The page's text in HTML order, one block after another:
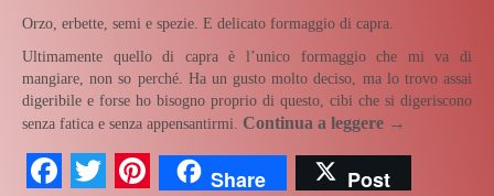
Orzo, erbette, semi e spezie. E delicato formaggio di capra.
Ultimamente quello di capra è l’unico formaggio che mi va di
mangiare, non so perché. Ha un gusto molto deciso, ma lo trovo assai
digeribile e forse ho bisogno proprio di questo, cibi che si digeriscono
senza fatica e senza appensantirmi. Continua a leggere →
Facebook
TwitterPinterest
Share Post